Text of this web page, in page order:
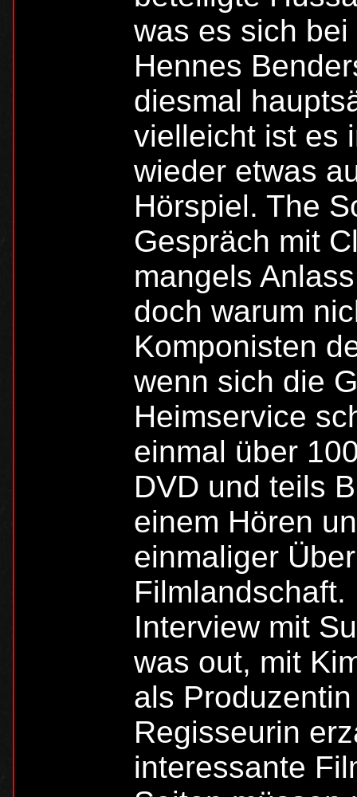
was es sich
Hennes
diesmal
vielleicht ist es
wieder etwas
Hörspiel. The
Gespräch mit
mangels
doch warum
Komponisten
wenn sich die
Heimservice
einmal über
DVD und teils
einem Hören
einmaliger
Interview mit
was out, mit
als
Regisseurin
interessante